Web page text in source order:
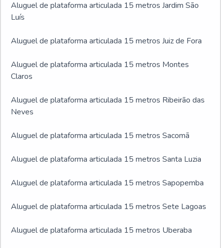
Aluguel de plataforma articulada 15 metros Jardim São
Luís
Aluguel de plataforma articulada 15 metros Juiz de Fora
Aluguel de plataforma articulada 15 metros Montes
Claros
Aluguel de plataforma articulada 15 metros Ribeirão das
Neves
Aluguel de plataforma articulada 15 metros Sacomã
Aluguel de plataforma articulada 15 metros Santa Luzia
Aluguel de plataforma articulada 15 metros Sapopemba
Aluguel de plataforma articulada 15 metros Sete Lagoas
Aluguel de plataforma articulada 15 metros Uberaba